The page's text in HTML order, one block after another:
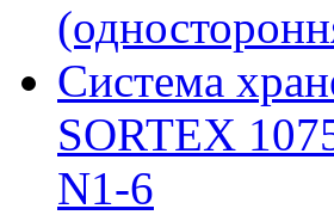
Система
SORTEX
N1-6